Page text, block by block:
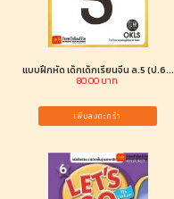
แบบฝึกหัด เด็กเด็กเรียนจีน ล.5 (ป.6...
80.00 บาท
เพิ่มลงตะกร้า